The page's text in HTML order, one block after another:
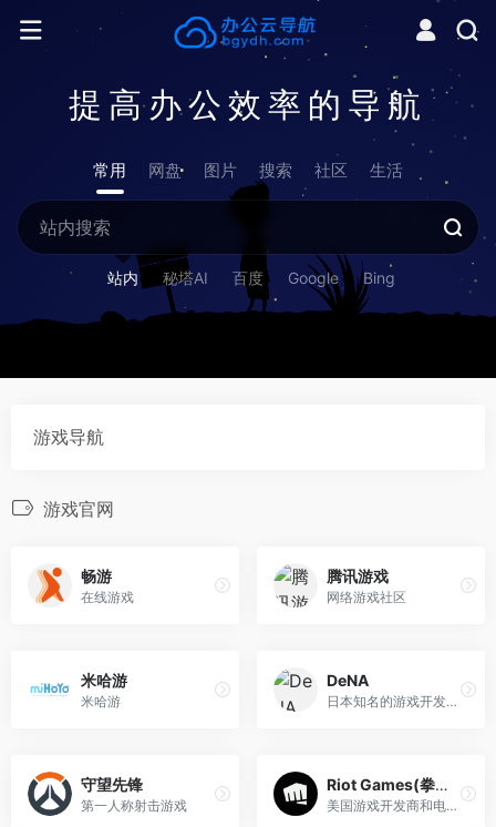
提高办公效率的导航
常用 网盘 图片 搜索 社区 生活
站内 秘塔AI 百度 Google Bing
游戏导航
游戏官网
畅游
在线游戏
腾讯游戏
网络游戏社区
米哈游
米哈游
DeNA
日本知名的游戏开发公司
守望先锋
第一人称射击游戏
Riot Games(拳头游戏)
美国游戏开发商和电子竞技运营商